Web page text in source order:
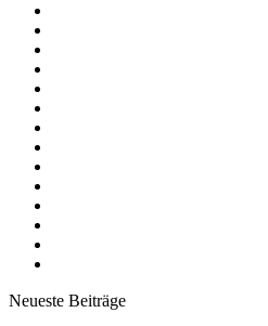
Neueste Beiträge